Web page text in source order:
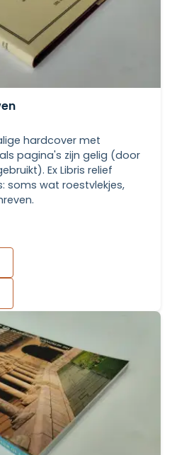
hardcover met
pagina's zijn gelig (door
Ex Libris relief
soms wat roestvlekjes,